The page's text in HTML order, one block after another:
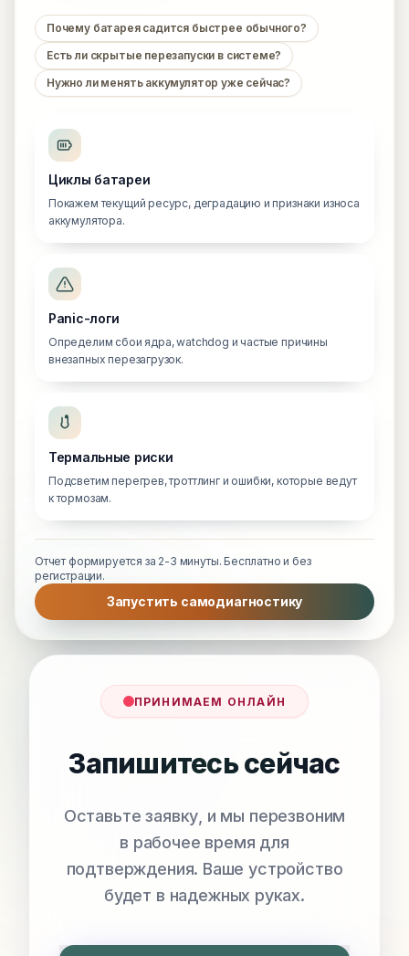
Почему батарея садится быстрее обычного?
Есть ли скрытые перезапуски в системе?
Нужно ли менять аккумулятор уже сейчас?
Циклы батареи
Покажем текущий ресурс, деградацию и признаки износа
аккумулятора.
Panic-логи
Определим сбои ядра, watchdog и частые причины
внезапных перезагрузок.
Термальные риски
Подсветим перегрев, троттлинг и ошибки, которые ведут
к тормозам.
Отчет формируется за 2-3 минуты. Бесплатно и без
регистрации.
Запустить самодиагностику
ПРИНИМАЕМ ОНЛАЙН
Запишитесь сейчас
Оставьте заявку, и мы перезвоним
в рабочее время для
подтверждения. Ваше устройство
будет в надежных руках.